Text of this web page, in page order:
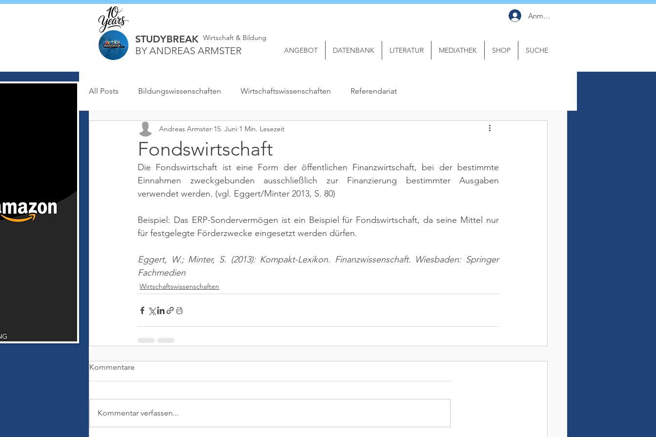
STUDYBREAK
BY ANDREAS ARMSTER
Wirtschaft & Bildung
Anmelden
ANGEBOT DATENBANK LITERATUR MEDIATHEK SHOP SUCHE
All Posts Bildungswissenschaften Wirtschaftswissenschaften Referendariat
Fondswirtschaft
Andreas Armster 15. Juni 1 Min. Lesezeit
Die Fondswirtschaft ist eine Form der öffentlichen Finanzwirtschaft, bei der bestimmte
Einnahmen zweckgebunden ausschließlich zur Finanzierung bestimmter Ausgaben
verwendet werden. (vgl. Eggert/Minter 2013, S. 80)
Beispiel: Das ERP-Sondervermögen ist ein Beispiel für Fondswirtschaft, da seine Mittel nur
für festgelegte Förderzwecke eingesetzt werden dürfen.
Eggert, W.; Minter, S. (2013): Kompakt-Lexikon. Finanzwissenschaft. Wiesbaden: Springer
Fachmedien
Wirtschaftswissenschaften
Kommentare
Kommentar verfassen...